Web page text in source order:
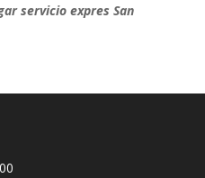
servicio expres San